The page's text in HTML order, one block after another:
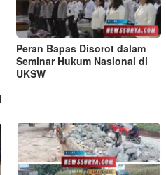
Peran Bapas Disorot dalam
Seminar Hukum Nasional di
UKSW